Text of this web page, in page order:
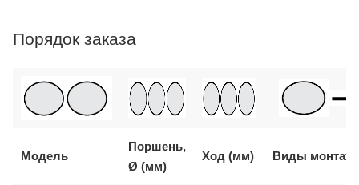
Порядок заказа
Модель
Поршень,
Ø (мм)
Ход (мм) Виды